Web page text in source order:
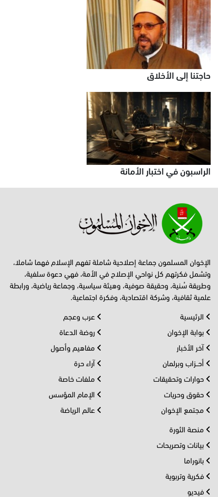
حاجتنا إلى الأخلاق
الراسبون في اختبار الأمانة
الإخوان المسلمون جماعة إصلاحية شاملة تفهم الإسلام فهما شاملا،
وتشمل فكرتهم كل نواحي الإصلاح في الأمة، فهي دعوة سلفية،
وطريقة سُنية، وحقيقة صوفية، وهيئة سياسية، وجماعة رياضية، ورابطة
علمية ثقافية، وشركة اقتصادية، وفكرة اجتماعية.
الرئيسية
بوابة الإخوان
آخر الأخبار
أحــزاب وبرلمان
حوارات وتحقيقات
حقوق وحريات
مجتمع الإخوان
عرب وعجم
روضة الدعاة
مفاهيم وأصول
آراء حرة
ملفات خاصة
الإمام المؤسس
عالم الرياضة
منصة الثورة
بيانات وتصريحات
بانوراما
فكرية وتربوية
فيديو